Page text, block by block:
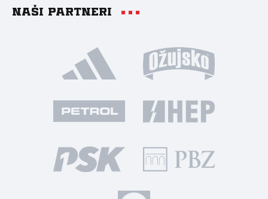
Naši partneri